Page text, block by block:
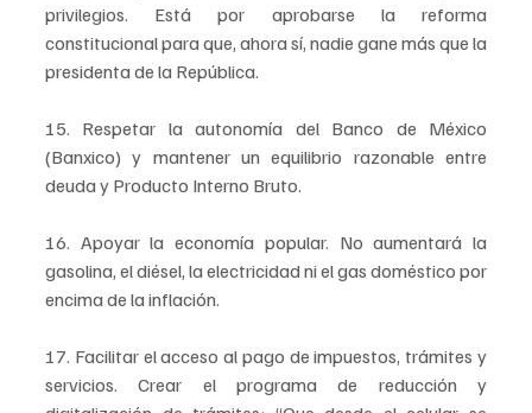
privilegios. Está por aprobarse la reforma
constitucional para que, ahora sí, nadie gane más que la
presidenta de la República.
15. Respetar la autonomía del Banco de México
(Banxico) y mantener un equilibrio razonable entre
deuda y Producto Interno Bruto.
16. Apoyar la economía popular. No aumentará la
gasolina, el diésel, la electricidad ni el gas doméstico por
encima de la inflación.
17. Facilitar el acceso al pago de impuestos, trámites y
servicios. Crear el programa de reducción y